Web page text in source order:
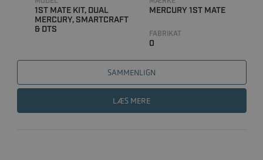
1ST MATE KIT, DUAL
MERCURY, SMARTCRAFT
& DTS
MERCURY 1ST MATE
FABRIKAT
0
SAMMENLIGN
LÆS MERE